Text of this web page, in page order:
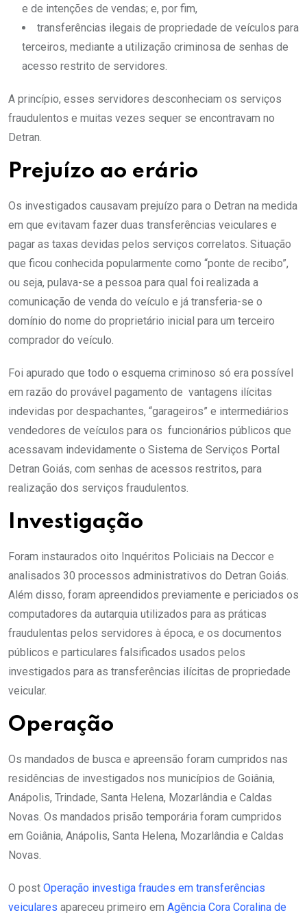
e de intenções de vendas; e, por fim,
transferências ilegais de propriedade de veículos para
terceiros, mediante a utilização criminosa de senhas de
acesso restrito de servidores.
A princípio, esses servidores desconheciam os serviços
fraudulentos e muitas vezes sequer se encontravam no
Detran.
Prejuízo ao erário
Os investigados causavam prejuízo para o Detran na medida
em que evitavam fazer duas transferências veiculares e
pagar as taxas devidas pelos serviços correlatos. Situação
que ficou conhecida popularmente como “ponte de recibo”,
ou seja, pulava-se a pessoa para qual foi realizada a
comunicação de venda do veículo e já transferia-se o
domínio do nome do proprietário inicial para um terceiro
comprador do veículo.
Foi apurado que todo o esquema criminoso só era possível
em razão do provável pagamento de vantagens ilícitas
indevidas por despachantes, “garageiros” e intermediários
vendedores de veículos para os funcionários públicos que
acessavam indevidamente o Sistema de Serviços Portal
Detran Goiás, com senhas de acessos restritos, para
realização dos serviços fraudulentos.
Investigação
Foram instaurados oito Inquéritos Policiais na Deccor e
analisados 30 processos administrativos do Detran Goiás.
Além disso, foram apreendidos previamente e periciados os
computadores da autarquia utilizados para as práticas
fraudulentas pelos servidores à época, e os documentos
públicos e particulares falsificados usados pelos
investigados para as transferências ilícitas de propriedade
veicular.
Operação
Os mandados de busca e apreensão foram cumpridos nas
residências de investigados nos municípios de Goiânia,
Anápolis, Trindade, Santa Helena, Mozarlândia e Caldas
Novas. Os mandados prisão temporária foram cumpridos
em Goiânia, Anápolis, Santa Helena, Mozarlândia e Caldas
Novas.
O post Operação investiga fraudes em transferências
veiculares apareceu primeiro em Agência Cora Coralina de